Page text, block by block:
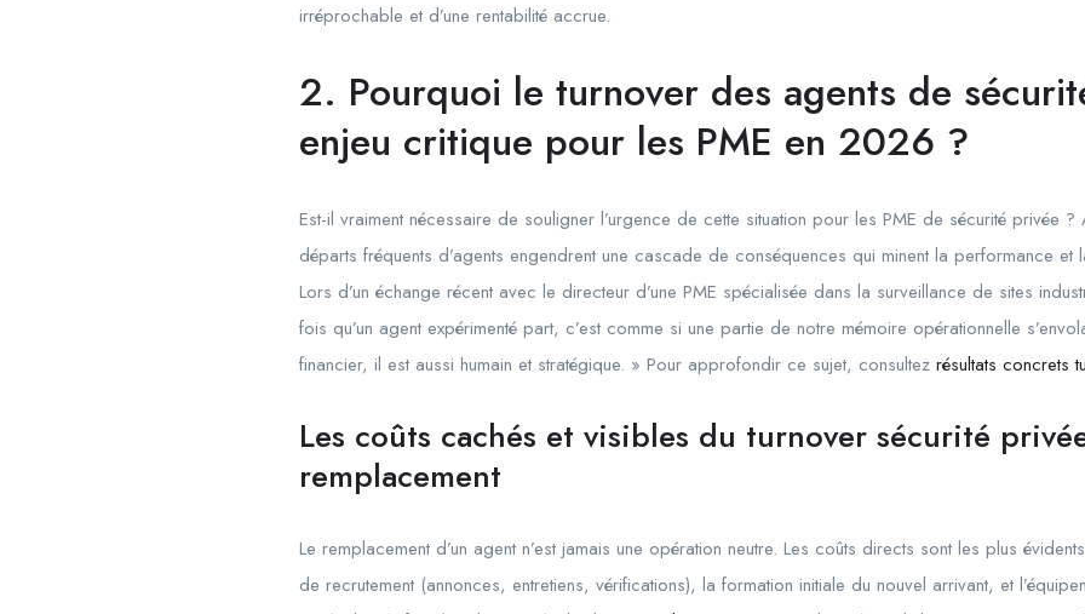
irréprochable et d’une rentabilité accrue.
2. Pourquoi le turnover des agents de
enjeu critique pour les PME en 2026 ?
Est-il vraiment nécessaire de souligner l’urgence de cette situation pour les PME de sécurité privée
départs fréquents d’agents engendrent une cascade de conséquences qui minent la performance et
Lors d’un échange récent avec le directeur d’une PME spécialisée dans la surveillance de sites
fois qu’un agent expérimenté part, c’est comme si une partie de notre mémoire opérationnelle
financier, il est aussi humain et stratégique. » Pour approfondir ce sujet, consultez résultats concrets
Les coûts cachés et visibles du turnover sécurité
remplacement
Le remplacement d’un agent n’est jamais une opération neutre. Les coûts directs sont les plus
de recrutement (annonces, entretiens, vérifications), la formation initiale du nouvel arrivant, et